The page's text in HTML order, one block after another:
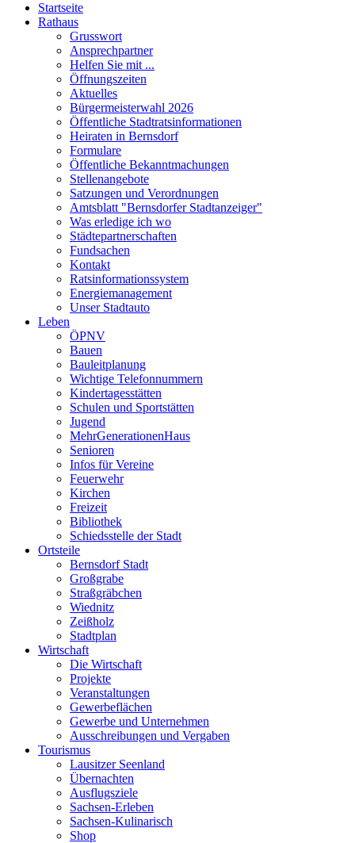
Startseite
Rathaus
Grusswort
Ansprechpartner
Helfen Sie mit ...
Öffnungszeiten
Aktuelles
Bürgermeisterwahl 2026
Öffentliche Stadtratsinformationen
Heiraten in Bernsdorf
Formulare
Öffentliche Bekanntmachungen
Stellenangebote
Satzungen und Verordnungen
Amtsblatt "Bernsdorfer Stadtanzeiger"
Was erledige ich wo
Städtepartnerschaften
Fundsachen
Kontakt
Ratsinformationssystem
Energiemanagement
Unser Stadtauto
Leben
ÖPNV
Bauen
Bauleitplanung
Wichtige Telefonnummern
Kindertagesstätten
Schulen und Sportstätten
Jugend
MehrGenerationenHaus
Senioren
Infos für Vereine
Feuerwehr
Kirchen
Freizeit
Bibliothek
Schiedsstelle der Stadt
Ortsteile
Bernsdorf Stadt
Großgrabe
Straßgräbchen
Wiednitz
Zeißholz
Stadtplan
Wirtschaft
Die Wirtschaft
Projekte
Veranstaltungen
Gewerbeflächen
Gewerbe und Unternehmen
Ausschreibungen und Vergaben
Tourismus
Lausitzer Seenland
Übernachten
Ausflugsziele
Sachsen-Erleben
Sachsen-Kulinarisch
Shop